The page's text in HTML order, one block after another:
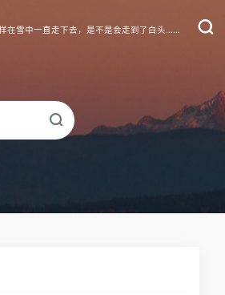
在雪中一直走下去，是不是会走到了白头……